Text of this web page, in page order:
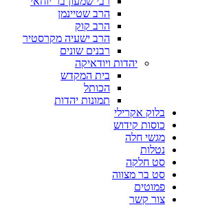
הרב שטיינמן
הרב קוק
הרב ישעיה מקרסטיר
רבנים שונים
יהדות ויודאיקה
בית המקדש
הכותל
תמונות יהדות
בלוק אקרילי
כוסות קידוש
מגשי חלה
נטלות
סט חלקה
סט בר מצווה
פמוטים
צור קשר